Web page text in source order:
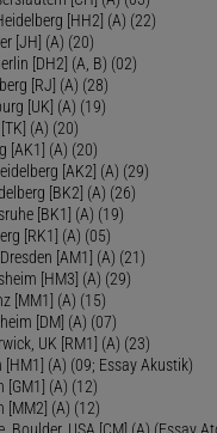
[HH2] (A) (22)
[JH] (A) (20)
[DH2] (A, B) (02)
[RJ] (A) (28)
[UK] (A) (19)
(A) (20)
[AK1] (A) (20)
[AK2] (A) (29)
[BK2] (A) (26)
[BK1] (A) (19)
[RK1] (A) (05)
[AM1] (A) (21)
[HM3] (A) (29)
[MM1] (A) (15)
[DM] (A) (07)
UK [RM1] (A) (23)
(A) (09; Essay Akustik)
[GM1] (A) (12)
[MM2] (A) (12)